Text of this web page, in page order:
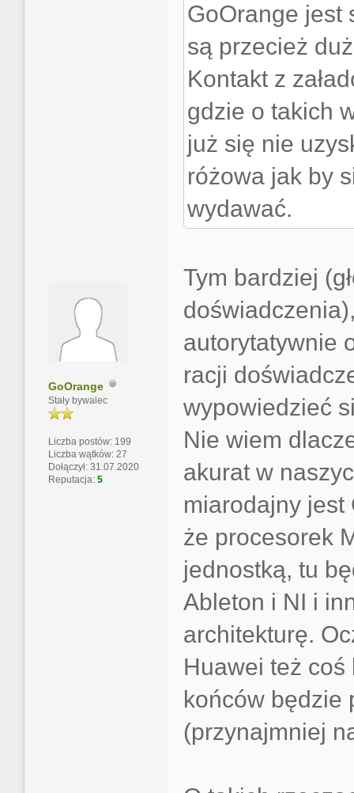
GoOrange
Stały bywalec
Liczba postów: 199
Liczba wątków: 27
Dołączył: 31.07.2020
Reputacja: 5
GoOrange jest
są przecież
Kontakt z
gdzie o takich
już się nie
różowa jak by
wydawać.
Tym bardziej
autorytatywnie
racji
wypowiedzieć
Nie wiem
akurat w
miarodajny jest
że procesorek
jednostką, tu
Ableton i NI i
architekturę.
Huawei też
końców będzie
(przynajmniej